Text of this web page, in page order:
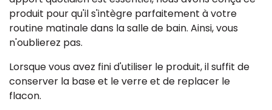
produit pour qu'il s'intègre parfaitement à votre
routine matinale dans la salle de bain. Ainsi, vous
n'oublierez pas.
Lorsque vous avez fini d'utiliser le produit, il suffit de
conserver la base et le verre et de replacer le
flacon.